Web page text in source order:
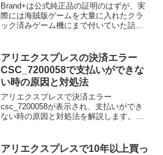
Brand+は公式純正品の証明のはずが、実
際には海賊版ゲームを大量に入れたクラ
ック済みゲーム機にまで付いていた話。
プレスのBrand+文化の限界をよく表して
います。
アリエクスプレスの決済エラー
CSC_7200058で支払いができな
い時の原因と対処法
アリエクスプレスで決済エラー
csc_7200058が表示され、支払いができ
ない時の原因と対処法を解説します。支
る場合があります。
アリエクスプレスで10年以上買っ